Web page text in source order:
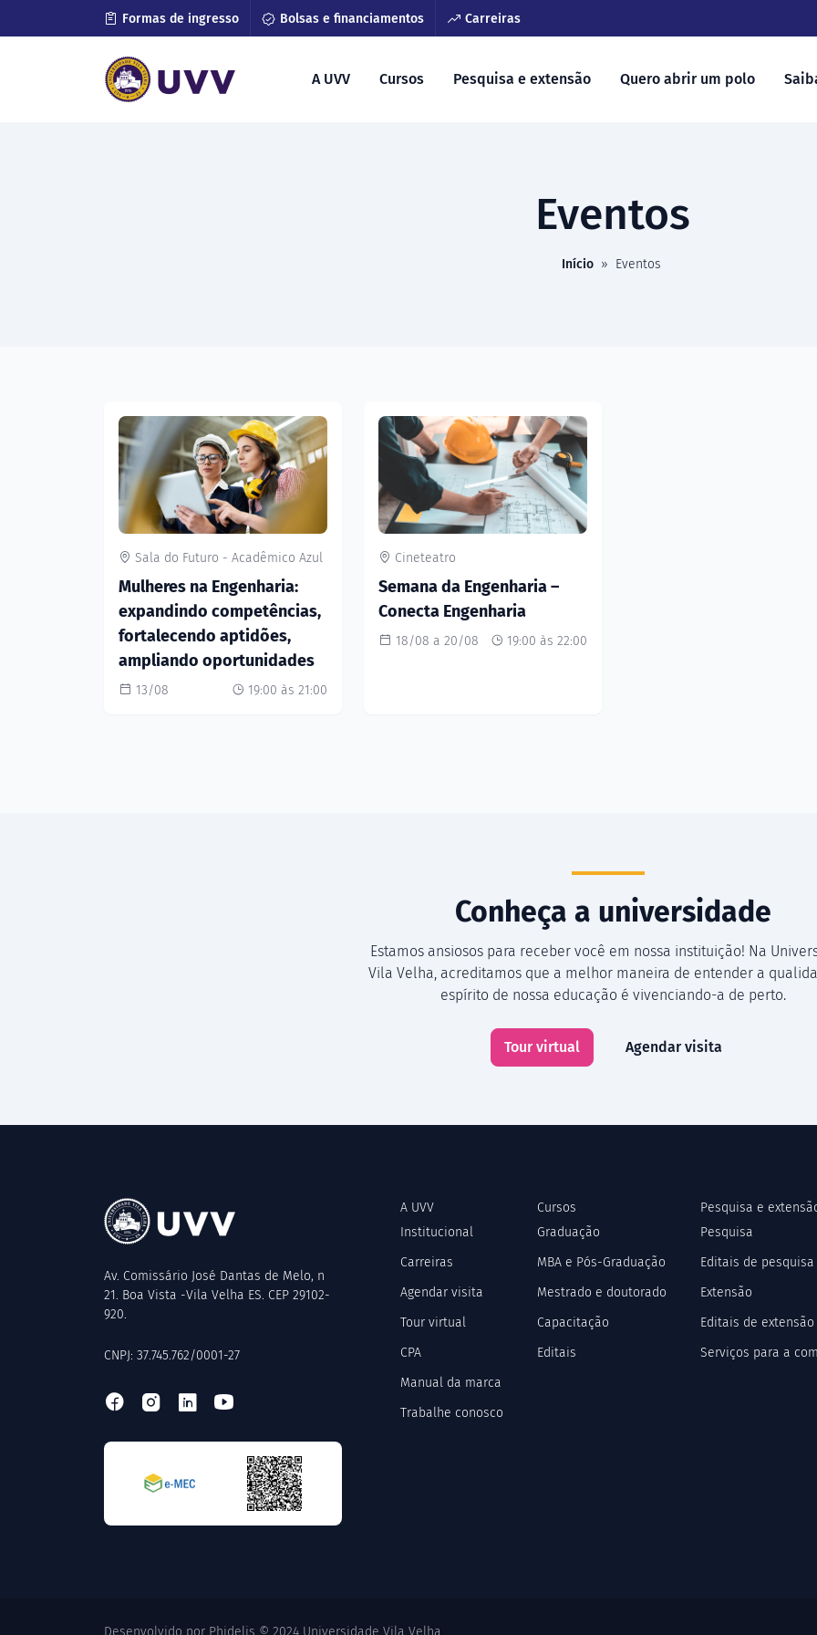
Formas de ingresso Bolsas e financiamentos Carreiras
A UVV Cursos Pesquisa e extensão Quero abrir um polo
Eventos
Início » Eventos
Sala do Futuro - Acadêmico Azul
Mulheres na Engenharia:
expandindo competências,
fortalecendo aptidões,
ampliando oportunidades
13/08 19:00 às 21:00
Cineteatro
Semana da Engenharia –
Conecta Engenharia
18/08 a 20/08 19:00 às 22:00
Conheça a universidade
Estamos ansiosos para receber você em nossa instituição! Na
Vila Velha, acreditamos que a melhor maneira de entender a
espírito de nossa educação é vivenciando-a de perto.
Tour virtual Agendar visita
Av. Comissário José Dantas de Melo, n
21. Boa Vista -Vila Velha ES. CEP 29102-
920.
CNPJ: 37.745.762/0001-27
A UVV
Institucional
Carreiras
Agendar visita
Tour virtual
CPA
Manual da marca
Trabalhe conosco
Cursos
Graduação
MBA e Pós-Graduação
Mestrado e doutorado
Capacitação
Editais
Pesquisa e
Pesquisa
Editais de pesquisa
Extensão
Editais de extensão
Serviços para a
Desenvolvido por Phidelis © 2024 Universidade Vila Velha